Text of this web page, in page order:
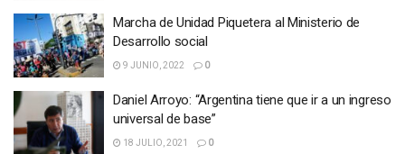
Marcha de Unidad Piquetera al Ministerio de
Desarrollo social
9 JUNIO, 2022 0
Daniel Arroyo: “Argentina tiene que ir a un ingreso
universal de base”
18 JULIO, 2021 0